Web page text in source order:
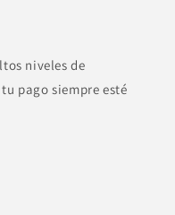
niveles de
pago siempre esté